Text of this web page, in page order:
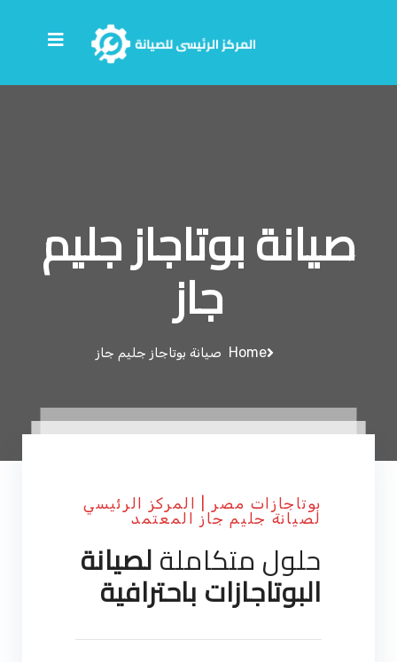
صيانة بوتاجاز جليم
جاز
Home صيانة بوتاجاز جليم جاز
بوتاجازات مصر | المركز الرئيسي
لصيانة جليم جاز المعتمد
حلول متكاملةلصيانة
البوتاجازات باحترافية